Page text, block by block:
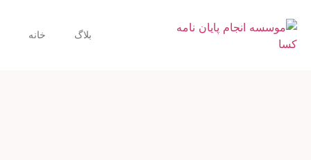
خانه بلاگ